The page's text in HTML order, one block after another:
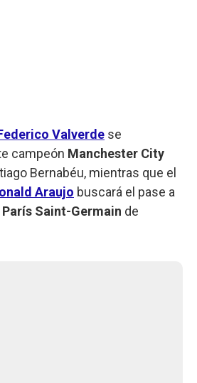
Valverde se
campeón Manchester City
Bernabéu, mientras que el
Araujo buscará el pase a
París Saint-Germain de